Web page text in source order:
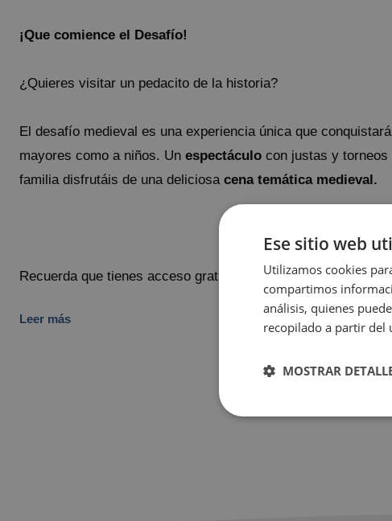
¡Que comience el Desafío!
¿Quieres visitar un pedacito de la historia?
El desafío medieval es una experiencia única que
mayores como a niños. Un espectáculo con justas y
familia disfrutáis de una deliciosa cena temática medieval.
Recuerda que tienes acceso gratis (previa reserv...
Leer más
Ese sitio web
Utilizamos cookies
compartimos
análisis, quienes
recopilado a partir del
MOSTRAR